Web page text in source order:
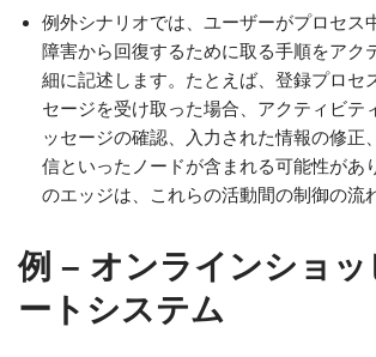
例外シナリオでは、ユーザーがプロセス
障害から回復するために取る手順をアク
細に記述します。たとえば、登録プロセ
セージを受け取った場合、アクティビテ
ッセージの確認、入力された情報の修正
信といったノードが含まれる可能性があ
のエッジは、これらの活動間の制御の流
例 – オンラインショッ
ートシステム